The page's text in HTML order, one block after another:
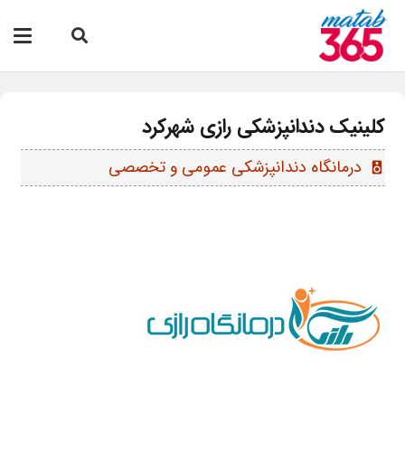
کلینیک دندانپزشکی رازی شهرکرد
speaker درمانگاه دندانپزشکی عمومی و تخصصی